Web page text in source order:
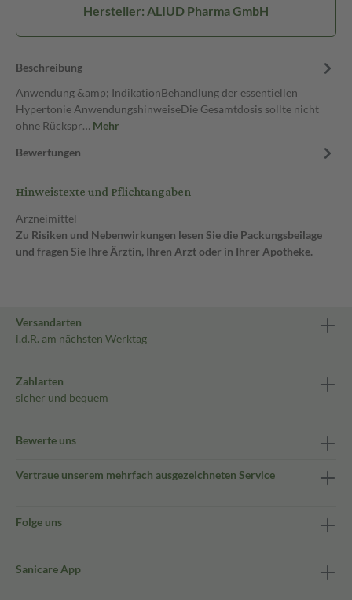
Hersteller: ALIUD Pharma GmbH
Beschreibung
Anwendung &amp; IndikationBehandlung der essentiellen
Hypertonie AnwendungshinweiseDie Gesamtdosis sollte nicht
ohne Rückspr… Mehr
Bewertungen
Hinweistexte und Pflichtangaben
Arzneimittel
Zu Risiken und Nebenwirkungen lesen Sie die Packungsbeilage
und fragen Sie Ihre Ärztin, Ihren Arzt oder in Ihrer Apotheke.
Versandarten
i.d.R. am nächsten Werktag
Zahlarten
sicher und bequem
Bewerte uns
Vertraue unserem mehrfach ausgezeichneten Service
Folge uns
Sanicare App